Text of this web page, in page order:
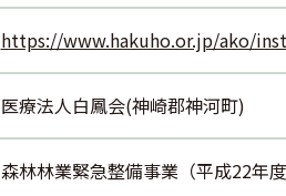
https://www.hakuho.or.jp/ako/
医療法人白鳳会(神崎郡神河町)
森林林業緊急整備事業（平成22年度